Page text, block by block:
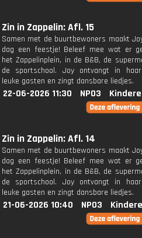
Zin in Zappelin: Afl. 15
Samen met de buurtbewoners maakt
dag een feestje! Beleef mee wat er
het Zappelinplein, in de B&B, de
de sportschool. Joy ontvangt in
leuke gasten en zingt dansbare liedjes.
22-06-2026 11:30 NPO3
Zin in Zappelin: Afl. 14
Samen met de buurtbewoners maakt
dag een feestje! Beleef mee wat er
het Zappelinplein, in de B&B, de
de sportschool. Joy ontvangt in
leuke gasten en zingt dansbare liedjes.
21-06-2026 10:40 NPO3